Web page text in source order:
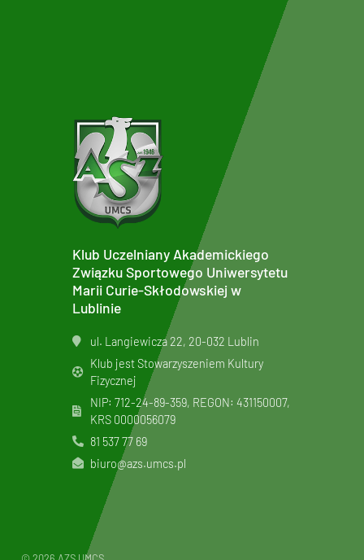
Klub Uczelniany Akademickiego
Związku Sportowego Uniwersytetu
Marii Curie-Skłodowskiej w
Lublinie
ul. Langiewicza 22, 20-032 Lublin
Klub jest Stowarzyszeniem Kultury
Fizycznej
NIP: 712-24-89-359, REGON: 431150007,
KRS 0000056079
81 537 77 69
biuro@azs.umcs.pl